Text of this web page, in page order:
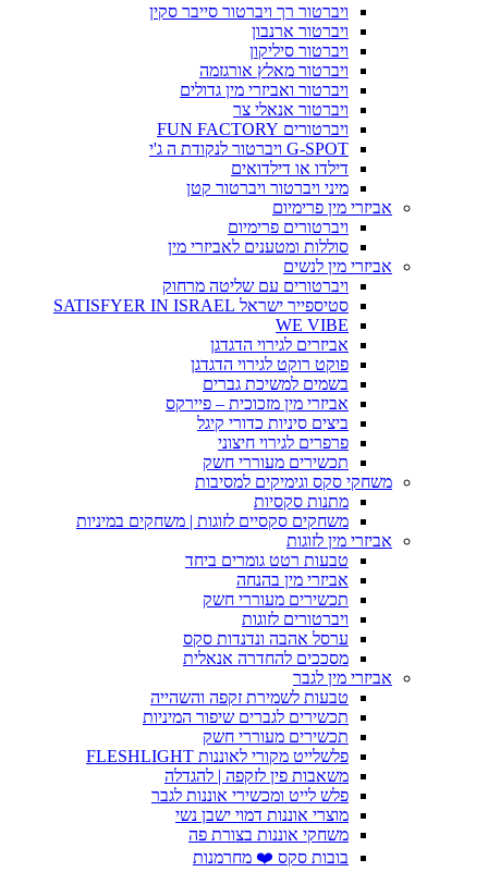
ויברטור רך ויברטור סייבר סקין
ויברטור ארנבון
ויברטור סיליקון
ויברטור מאלץ אורגזמה
ויברטור ואביזרי מין גדולים
ויברטור אנאלי צר
ויברטורים FUN FACTORY
G-SPOT ויברטור לנקודת ה ג'י
דילדו או דילדואים
מיני ויברטור ויברטור קטן
אביזרי מין פרימיום
ויברטורים פרימיום
סוללות ומטענים לאביזרי מין
אביזרי מין לנשים
ויברטורים עם שליטה מרחוק
סטיספייר ישראל SATISFYER IN ISRAEL
WE VIBE
אביזרים לגירוי הדגדגן
פוקט רוקט לגירוי הדגדגן
בשמים למשיכת גברים
אביזרי מין מזכוכית – פיירקס
ביצים סיניות כדורי קיגל
פרפרים לגירוי חיצוני
תכשירים מעוררי חשק
משחקי סקס וגימיקים למסיבות
מתנות סקסיות
משחקים סקסיים לזוגות | משחקים במיניות
אביזרי מין לזוגות
טבעות רטט גומרים ביחד
אביזרי מין בהנחה
תכשירים מעוררי חשק
ויברטורים לזוגות
ערסל אהבה ונדנדות סקס
מסככים להחדרה אנאלית
אביזרי מין לגבר
טבעות לשמירת זקפה והשהייה
תכשירים לגברים שיפור המיניות
תכשירים מעוררי חשק
פלשלייט מקורי לאוננות FLESHLIGHT
משאבות פין לזקפה | להגדלה
פלש לייט ומכשירי אוננות לגבר
מוצרי אוננות דמוי ישבן נשי
משחקי אוננות בצורת פה
בובות סקס ❤️ מחרמנות